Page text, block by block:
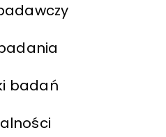
badań